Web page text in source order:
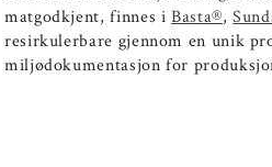
matgodkjent, finnes iBasta®,
resirkulerbare gjennom en unik
miljødokumentasjon for